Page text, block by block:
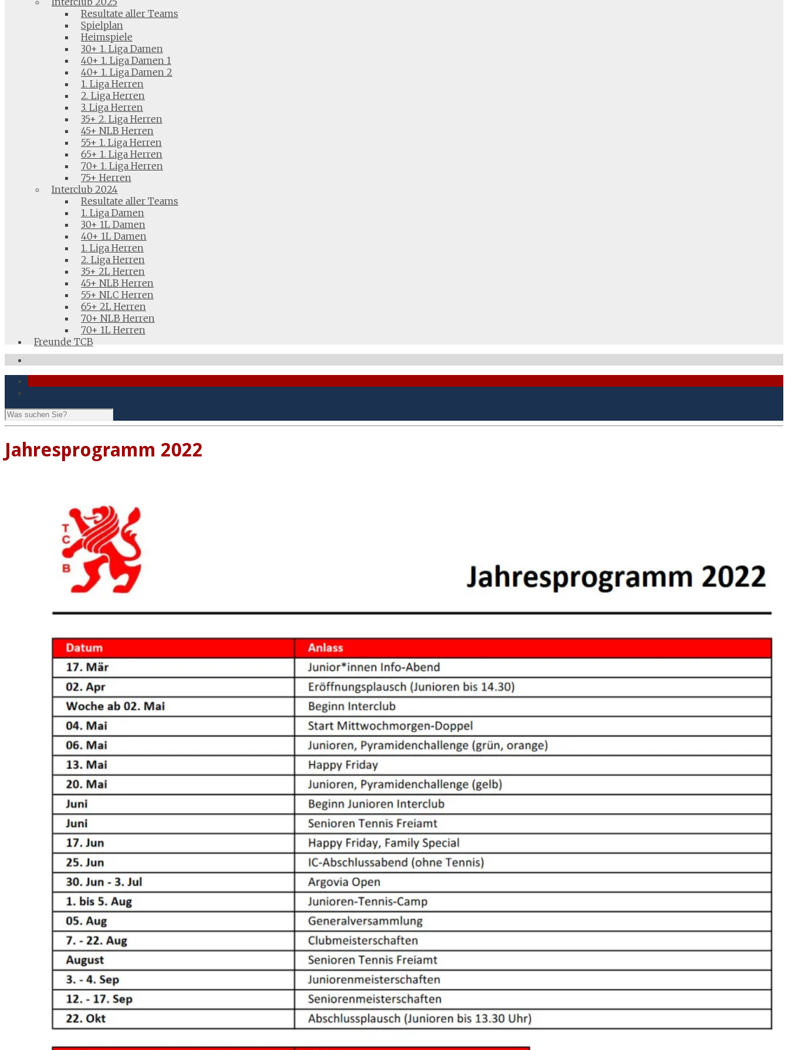
Resultate aller Teams
Spielplan
Heimspiele
30+ 1. Liga Damen
40+ 1. Liga Damen 1
40+ 1. Liga Damen 2
1. Liga Herren
2. Liga Herren
3. Liga Herren
35+ 2. Liga Herren
45+ NLB Herren
55+ 1. Liga Herren
65+ 1. Liga Herren
70+ 1. Liga Herren
75+ Herren
Interclub 2024
Resultate aller Teams
1. Liga Damen
30+ 1L Damen
40+ 1L Damen
1. Liga Herren
2. Liga Herren
35+ 2L Herren
45+ NLB Herren
55+ NLC Herren
65+ 2L Herren
70+ NLB Herren
70+ 1L Herren
Freunde TCB
Jahresprogramm 2022